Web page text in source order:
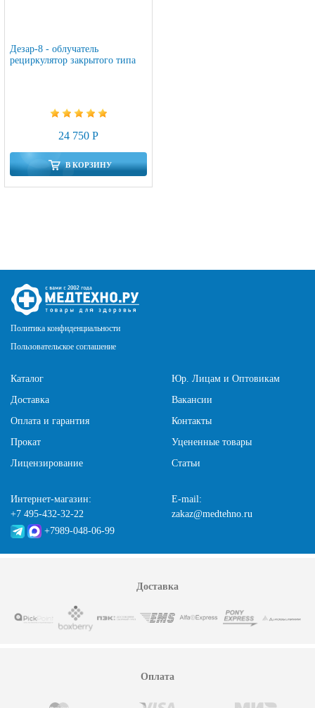
Дезар-8 - облучатель
рециркулятор закрытого типа
24 750 Р
В КОРЗИНУ
Политика конфиденциальности
Пользовательское соглашение
Каталог
Доставка
Оплата и гарантия
Прокат
Лицензирование
Юр. Лицам и Оптовикам
Вакансии
Контакты
Уцененные товары
Статьи
Интернет-магазин:
+7 495-432-32-22
+7989-048-06-99
E-mail:
zakaz@medtehno.ru
Доставка
Оплата